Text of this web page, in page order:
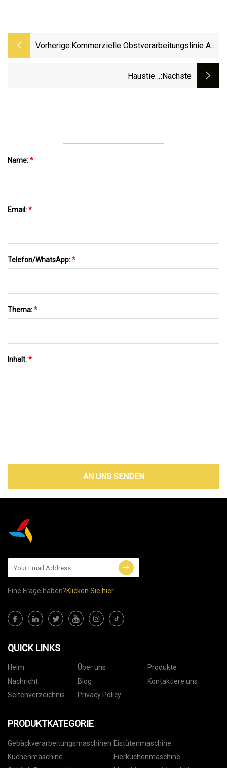
Vorherige:Kommerzielle Obstverarbeitungslinie Aus
Passionsfrucht, Orange, Apfel,
Haustier-:nächste
Name:*
Email:*
Telefon/WhatsApp:*
Thema:*
Inhalt:*
AN UNS SENDEN
Eine Frage haben?Klicken Sie hier
QUICK LINKS
Heim Über uns
Produkte
Nachricht
Blog
Kontaktiere uns
Seitenverzeichnis
Privacy Policy
PRODUKTKATEGORIE
Gebäckverarbeitungsmaschinen Eistütenmaschine
Kuchenmaschine
Eierkuchenmaschine